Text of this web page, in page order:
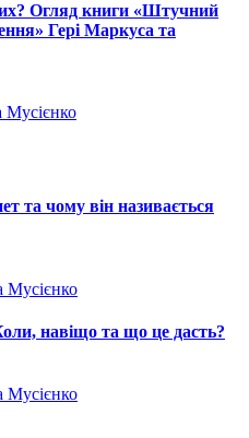
Огляд книги «Штучний
Гері Маркуса та
Мусієнко
та чому він називається
Мусієнко
навіщо та що це даcть?
Мусієнко